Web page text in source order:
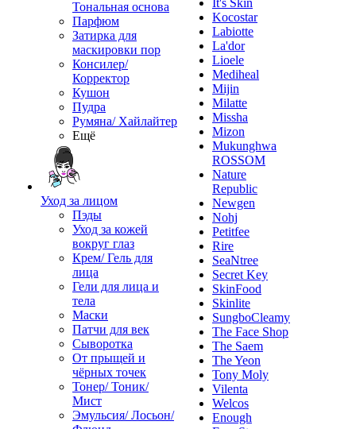
Тональная основа
Парфюм
Затирка для
маскировки пор
Консилер/
Корректор
Кушон
Пудра
Румяна/ Хайлайтер
Ещё
Уход за лицом
Пэды
Уход за кожей
вокруг глаз
Крем/ Гель для
лица
Гели для лица и
тела
Маски
Патчи для век
Сыворотка
От прыщей и
чёрных точек
Тонер/ Тоник/
Мист
Эмульсия/ Лосьон/
It's Skin
Kocostar
Labiotte
La'dor
Lioele
Mediheal
Mijin
Milatte
Missha
Mizon
Mukunghwa
ROSSOM
Nature
Republic
Newgen
Nohj
Petitfee
Rire
SeaNtree
Secret Key
SkinFood
Skinlite
SungboCleamy
The Face Shop
The Saem
The Yeon
Tony Moly
Vilenta
Welcos
Enough